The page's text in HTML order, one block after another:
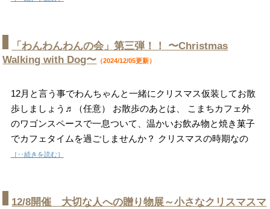
「わんわんわんの会」第三弾！！ 〜Christmas
Walking with Dog〜 （2024/12/05更新）
12月と言う事でわんちゃんと一緒にクリスマス仮装してお散
歩しましょう♬（任意） お散歩のあとは、 こまちカフェ外
のワゴンスペースで一息ついて、温かいお飲み物と焼き菓子
でカフェタイムを過ごしませんか？ クリスマスの時期なの
［‥続きを読む］
12/8開催 大切な人への贈り物展～小さなクリスマスマ